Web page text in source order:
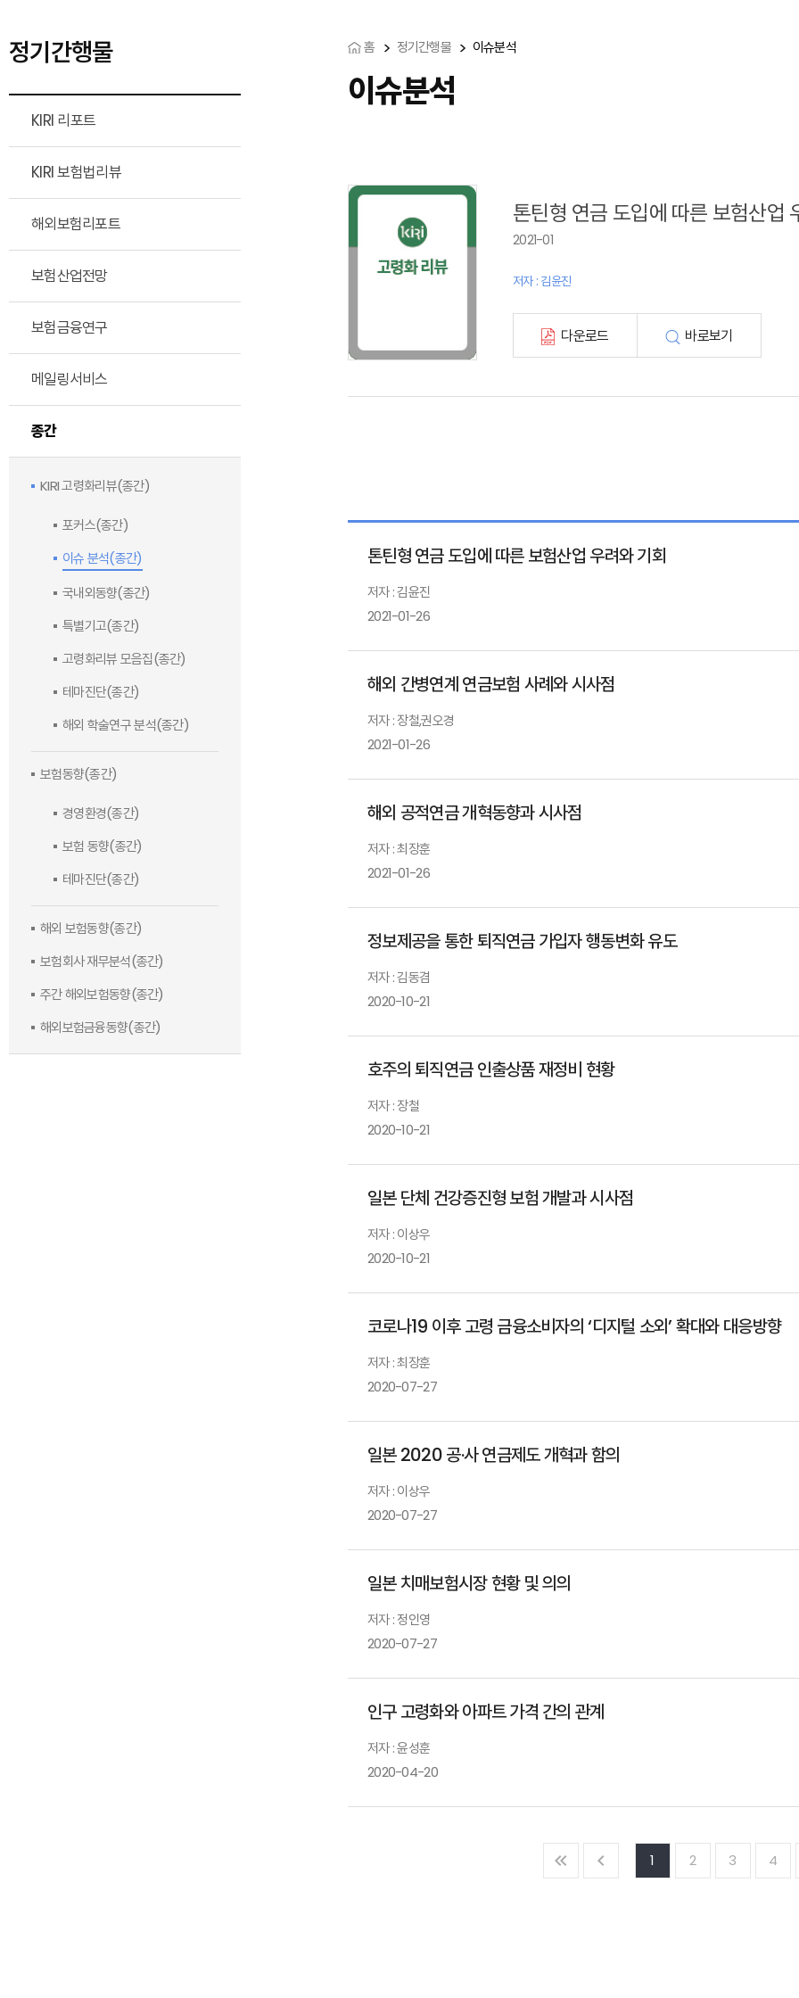
정기간행물
KIRI 리포트
KIRI 보험법리뷰
해외보험리포트
보험산업전망
보험금융연구
메일링서비스
종간
KIRI 고령화리뷰(종간)
포커스(종간)
이슈 분석(종간)
국내외동향(종간)
특별기고(종간)
고령화리뷰 모음집(종간)
테마진단(종간)
해외 학술연구 분석(종간)
보험동향(종간)
경영환경(종간)
보험 동향(종간)
테마진단(종간)
해외 보험동향(종간)
보험회사 재무분석(종간)
주간 해외보험동향(종간)
해외보험금융동향(종간)
홈 정기간행물 이슈분석
이슈분석
톤틴형 연금 도입에 따른 보험산업
2021-01
저자 : 김윤진
다운로드 바로보기
톤틴형 연금 도입에 따른 보험산업 우려와 기회
저자 : 김윤진
2021-01-26
해외 간병연계 연금보험 사례와 시사점
저자 : 장철,권오경
2021-01-26
해외 공적연금 개혁동향과 시사점
저자 : 최장훈
2021-01-26
정보제공을 통한 퇴직연금 가입자 행동변화 유도
저자 : 김동겸
2020-10-21
호주의 퇴직연금 인출상품 재정비 현황
저자 : 장철
2020-10-21
일본 단체 건강증진형 보험 개발과 시사점
저자 : 이상우
2020-10-21
코로나19 이후 고령 금융소비자의 ‘디지털 소외’ 확대와 대응방향
저자 : 최장훈
2020-07-27
일본 2020 공·사 연금제도 개혁과 함의
저자 : 이상우
2020-07-27
일본 치매보험시장 현황 및 의의
저자 : 정인영
2020-07-27
인구 고령화와 아파트 가격 간의 관계
저자 : 윤성훈
2020-04-20
1 2 3 4